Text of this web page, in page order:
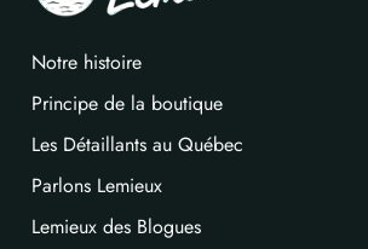
Notre histoire
Principe de la boutique
Les Détaillants au Québec
Parlons Lemieux
Lemieux des Blogues